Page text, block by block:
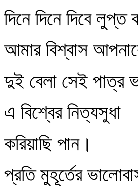
দিনে দিনে দিবে লুপ্ত
আমার বিশ্বাস
দুই বেলা সেই পাত্র
এ বিশ্বের নিত্যসুধা
করিয়াছি পান।
প্রতি মুহূর্তের